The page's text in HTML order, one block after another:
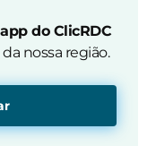
do ClicRDC
nossa região.